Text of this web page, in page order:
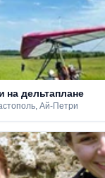
на дельтаплане
Ай-Петри